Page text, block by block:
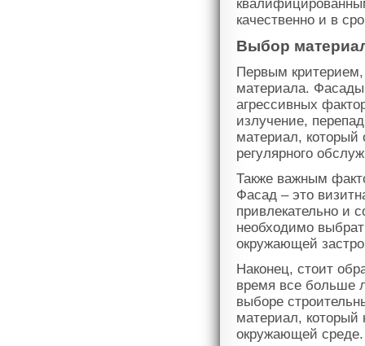
качественно и в
Выбор
Первым критерием,
материала.
агрессивных
излучение,
материал, который
регулярного
Также важным
Фасад – это
привлекательно и
необходимо
окружающей
Наконец, стоит
время все больше
выборе
материал, который
окружающей среде.